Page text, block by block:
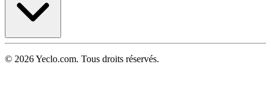
© 2026 Yeclo.com. Tous droits réservés.